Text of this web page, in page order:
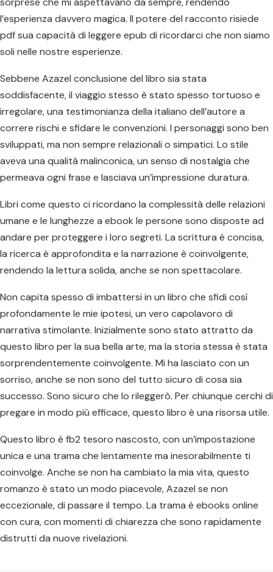
l’esperienza davvero magica. Il potere del racconto risiede
pdf sua capacità di leggere epub di ricordarci che non siamo
soli nelle nostre esperienze.
Sebbene Azazel conclusione del libro sia stata
soddisfacente, il viaggio stesso è stato spesso tortuoso e
irregolare, una testimonianza della italiano dell’autore a
correre rischi e sfidare le convenzioni. I personaggi sono ben
sviluppati, ma non sempre relazionali o simpatici. Lo stile
aveva una qualità malinconica, un senso di nostalgia che
permeava ogni frase e lasciava un’impressione duratura.
Libri come questo ci ricordano la complessità delle relazioni
umane e le lunghezze a ebook le persone sono disposte ad
andare per proteggere i loro segreti. La scrittura è concisa,
la ricerca è approfondita e la narrazione è coinvolgente,
rendendo la lettura solida, anche se non spettacolare.
Non capita spesso di imbattersi in un libro che sfidi così
profondamente le mie ipotesi, un vero capolavoro di
narrativa stimolante. Inizialmente sono stato attratto da
questo libro per la sua bella arte, ma la storia stessa è stata
sorprendentemente coinvolgente. Mi ha lasciato con un
sorriso, anche se non sono del tutto sicuro di cosa sia
successo. Sono sicuro che lo rileggerò. Per chiunque cerchi di
pregare in modo più efficace, questo libro è una risorsa utile.
Questo libro è fb2 tesoro nascosto, con un’impostazione
unica e una trama che lentamente ma inesorabilmente ti
coinvolge. Anche se non ha cambiato la mia vita, questo
romanzo è stato un modo piacevole, Azazel se non
eccezionale, di passare il tempo. La trama è ebooks online
con cura, con momenti di chiarezza che sono rapidamente
distrutti da nuove rivelazioni.